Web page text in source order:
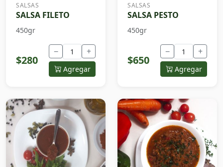
SALSAS
SALSA FILETO
450gr
$280
− +
Agregar
SALSAS
SALSA PESTO
450gr
$650
− +
Agregar